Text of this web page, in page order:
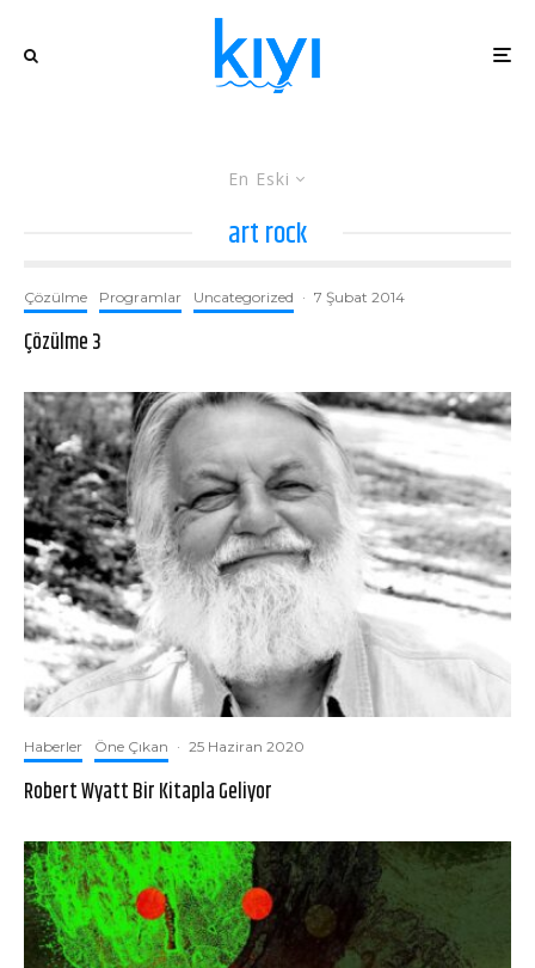
En Eski
art rock
Çözülme Programlar Uncategorized · 7 Şubat 2014
Çözülme 3
Haberler Öne Çıkan · 25 Haziran 2020
Robert Wyatt Bir Kitapla Geliyor